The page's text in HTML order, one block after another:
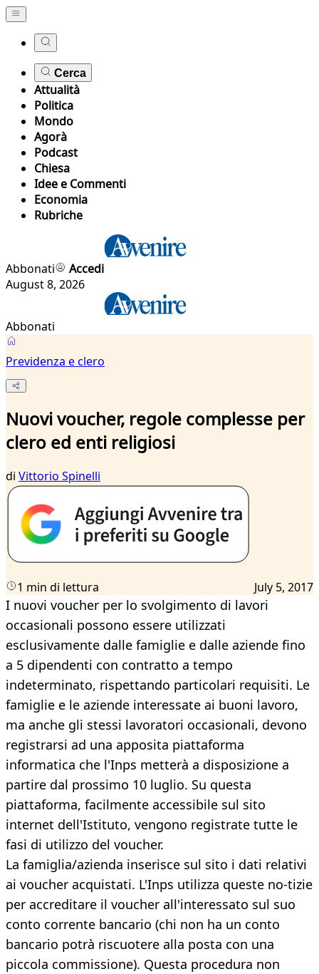
Cerca
Attualità
Politica
Mondo
Agorà
Podcast
Chiesa
Idee e Commenti
Economia
Rubriche
Abbonati
Accedi
August 8, 2026
Abbonati
Previdenza e clero
Nuovi voucher, regole complesse per
clero ed enti religiosi
di Vittorio Spinelli
1 min di lettura July 5, 2017
I nuovi voucher per lo svolgimento di lavori
occasionali possono essere utilizzati
esclusivamente dalle famiglie e dalle aziende fino
a 5 dipendenti con contratto a tempo
indeterminato, rispettando particolari requisiti. Le
famiglie e le aziende interessate ai buoni lavoro,
ma anche gli stessi lavoratori occasionali, devono
registrarsi ad una apposita piattaforma
informatica che l'Inps metterà a disposizione a
partire dal prossimo 10 luglio. Su questa
piattaforma, facilmente accessibile sul sito
internet dell'Istituto, vengono registrate tutte le
fasi di utilizzo del voucher.
La famiglia/azienda inserisce sul sito i dati relativi
ai voucher acquistati. L'Inps utilizza queste no-tizie
per accreditare il voucher all'interessato sul suo
conto corrente bancario (chi non ha un conto
bancario potrà riscuotere alla posta con una
piccola commissione). Questa procedura non